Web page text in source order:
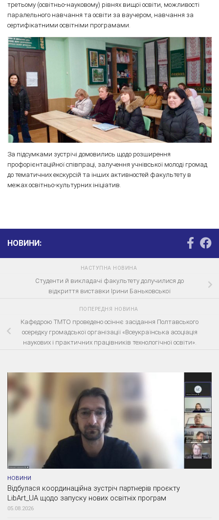
третьому (освітньо-науковому) рівнях вищої освіти, можливості
паралельного навчання та освіти за ваучером, навчання за
сертифікатними освітніми програмами.
За підсумками зустрічі домовились щодо розширення
профорієнтаційної співпраці, залучення учнівської молоді громад
до тематичних екскурсій та інших активностей факультету в
межах освітньо-культурних ініціатив.
НОВИНИ:
НАСТУПНА НОВИНА
Студенти й викладачі факультету долучилися до
відкриття виставки Ірини Баньковської
ПОПЕРЕДНЯ НОВИНА
Кафедрою ТМТО проведено осіннє засідання Полтавського
осередку громадської організації «Всеукраїнська асоціація
наукових і практичних працівників технологічної освіти».
НОВИНИ
Відбулася координаційна зустріч партнерів проєкту
LibArt_UA щодо запуску нових освітніх програм
05.08.2026